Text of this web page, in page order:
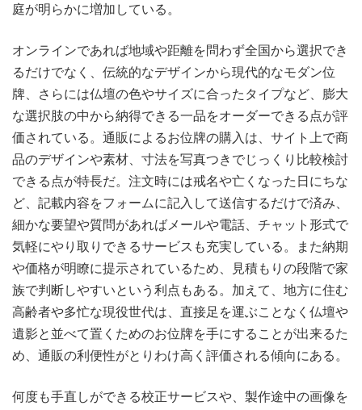
庭が明らかに増加している。
オンラインであれば地域や距離を問わず全国から選択でき
るだけでなく、伝統的なデザインから現代的なモダン位
牌、さらには仏壇の色やサイズに合ったタイプなど、膨大
な選択肢の中から納得できる一品をオーダーできる点が評
価されている。通販によるお位牌の購入は、サイト上で商
品のデザインや素材、寸法を写真つきでじっくり比較検討
できる点が特長だ。注文時には戒名や亡くなった日にちな
ど、記載内容をフォームに記入して送信するだけで済み、
細かな要望や質問があればメールや電話、チャット形式で
気軽にやり取りできるサービスも充実している。また納期
や価格が明瞭に提示されているため、見積もりの段階で家
族で判断しやすいという利点もある。加えて、地方に住む
高齢者や多忙な現役世代は、直接足を運ぶことなく仏壇や
遺影と並べて置くためのお位牌を手にすることが出来るた
め、通販の利便性がとりわけ高く評価される傾向にある。
何度も手直しができる校正サービスや、製作途中の画像を